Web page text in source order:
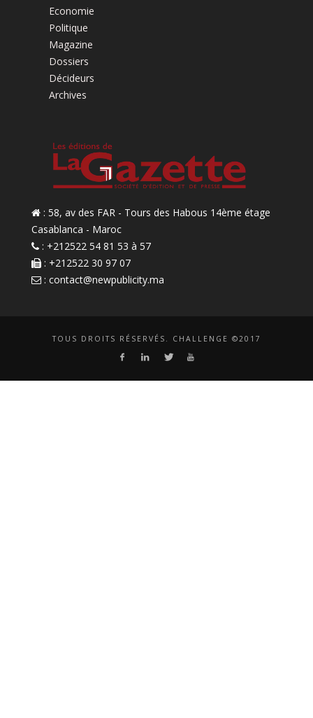
Economie
Politique
Magazine
Dossiers
Décideurs
Archives
: 58, av des FAR - Tours des Habous 14ème étage
Casablanca - Maroc
: +212522 54 81 53 à 57
: +212522 30 97 07
: contact@newpublicity.ma
TOUS DROITS RÉSERVÉS. CHALLENGE ©2017